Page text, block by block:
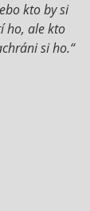
kto by si
ho, ale kto
si ho.“